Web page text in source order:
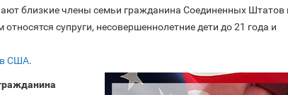
близкие члены семьи гражданина Соединенных Штатов
супруги, несовершеннолетние дети до 21 года и
в США.